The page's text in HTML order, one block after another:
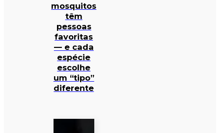
mosquitos
têm
pessoas
favoritas
— e cada
espécie
escolhe
um “tipo”
diferente